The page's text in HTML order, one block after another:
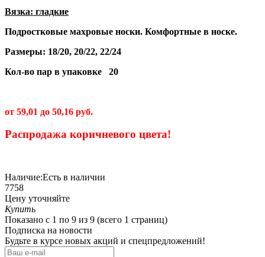
Вязка: гладкие
Подростковые махровые носки. Комфортные в носке.
Размеры: 18/20, 20/22, 22/24
Кол-во пар в упаковке 20
от 59,01 до 50,16 руб.
Распродажа коричневого цвета!
Наличие:Есть в наличии
7758
Цену уточняйте
Купить
Показано с 1 по 9 из 9 (всего 1 страниц)
Подписка на новости
Будьте в курсе новых акций и спецпредложений!